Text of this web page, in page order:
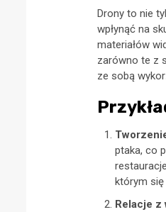
Drony to nie
wpłynąć na
materiałów
zarówno te z
ze sobą
ptaka, co
którym się
Relacje z